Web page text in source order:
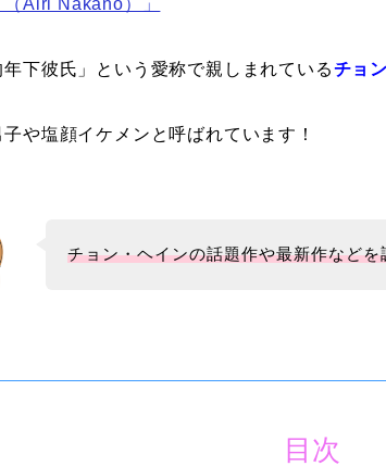
（Airi Nakano）」
年下彼氏」という愛称で親しまれているチョ
や塩顔イケメンと呼ばれています！
チョン・ヘインの話題作や最新作など
目次